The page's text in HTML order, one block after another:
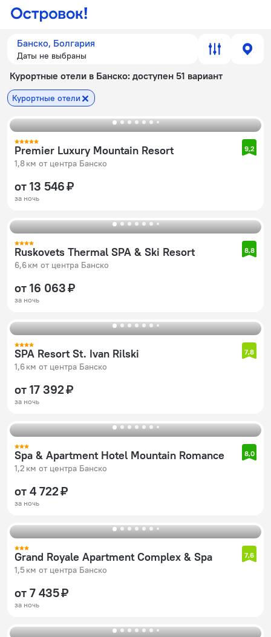
Банско, Болгария
Даты не выбраны
Курортные отели в Банско: доступен 51 вариант
Курортные отели
Premier Luxury Mountain Resort
1,8 км от центра Банско
9,2
от 13 546 ₽
за ночь
Ruskovets Thermal SPA & Ski Resort
6,6 км от центра Банско
8,8
от 16 063 ₽
за ночь
SPA Resort St. Ivan Rilski
1,6 км от центра Банско
7,8
от 17 392 ₽
за ночь
Spa & Apartment Hotel Mountain Romance
1,2 км от центра Банско
8,0
от 4 722 ₽
за ночь
Grand Royale Apartment Complex & Spa
1,5 км от центра Банско
7,6
от 7 435 ₽
за ночь